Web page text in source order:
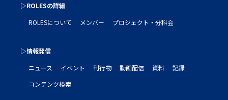
▷ROLESの詳細
ROLESについて
メンバー プロジェクト・分科会
▷情報発信
ニュース
イベント 刊行物 動画配信 資料
記録
コンテンツ検索